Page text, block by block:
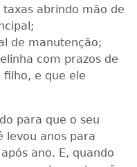
abrindo mão de
de manutenção;
com prazos de
e que ele
para que o seu
levou anos para
ano. E, quando